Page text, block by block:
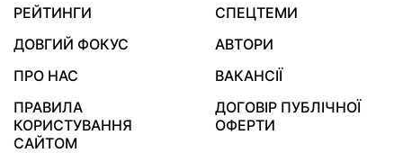
РЕЙТИНГИ
СПЕЦТЕМИ
ДОВГИЙ ФОКУС
АВТОРИ
ПРО НАС
ВАКАНСІЇ
ПРАВИЛА
КОРИСТУВАННЯ
САЙТОМ
ДОГОВІР ПУБЛІЧНОЇ
ОФЕРТИ